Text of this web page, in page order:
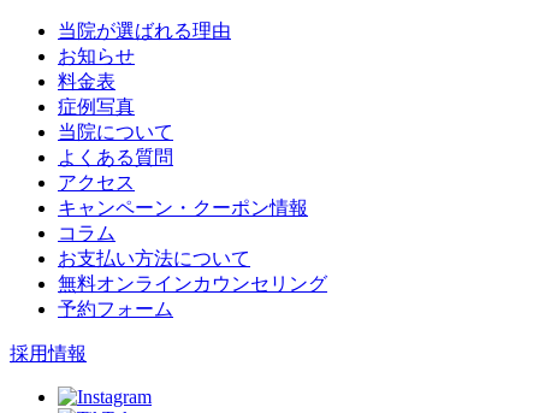
当院が選ばれる理由
お知らせ
料金表
症例写真
当院について
よくある質問
アクセス
キャンペーン・クーポン情報
コラム
お支払い方法について
無料オンラインカウンセリング
予約フォーム
採用情報